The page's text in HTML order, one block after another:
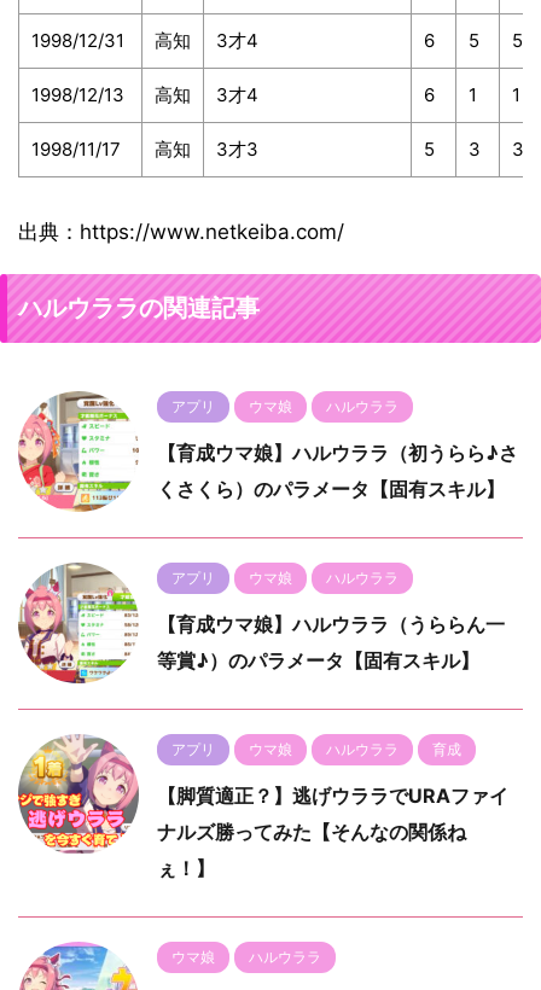
1998/12/31 高知 3才4 6 5 5
1998/12/13 高知 3才4 6 1 1
1998/11/17 高知 3才3 5 3 3
出典：https://www.netkeiba.com/
ハルウララの関連記事
アプリ ウマ娘 ハルウララ
【育成ウマ娘】ハルウララ（初うらら♪さ
くさくら）のパラメータ【固有スキル】
アプリ ウマ娘 ハルウララ
【育成ウマ娘】ハルウララ（うららん一
等賞♪）のパラメータ【固有スキル】
アプリ ウマ娘 ハルウララ 育成
【脚質適正？】逃げウララでURAファイ
ナルズ勝ってみた【そんなの関係ね
ぇ！】
ウマ娘 ハルウララ